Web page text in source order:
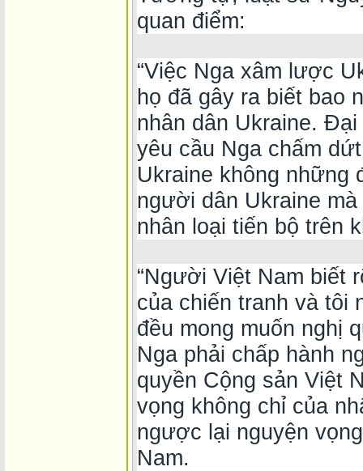
quan điểm:
“Việc Nga xâm lược
họ đã gây ra biết bao
nhân dân Ukraine.
yêu cầu Nga chấm
Ukraine không những
người dân Ukraine
nhân loại tiến bộ trên
“Người Việt Nam biết
của chiến tranh và tôi
đều mong muốn nghị
Nga phải chấp hành
quyền Cộng sản Việt
vọng không chỉ của
ngược lại nguyện
Nam.